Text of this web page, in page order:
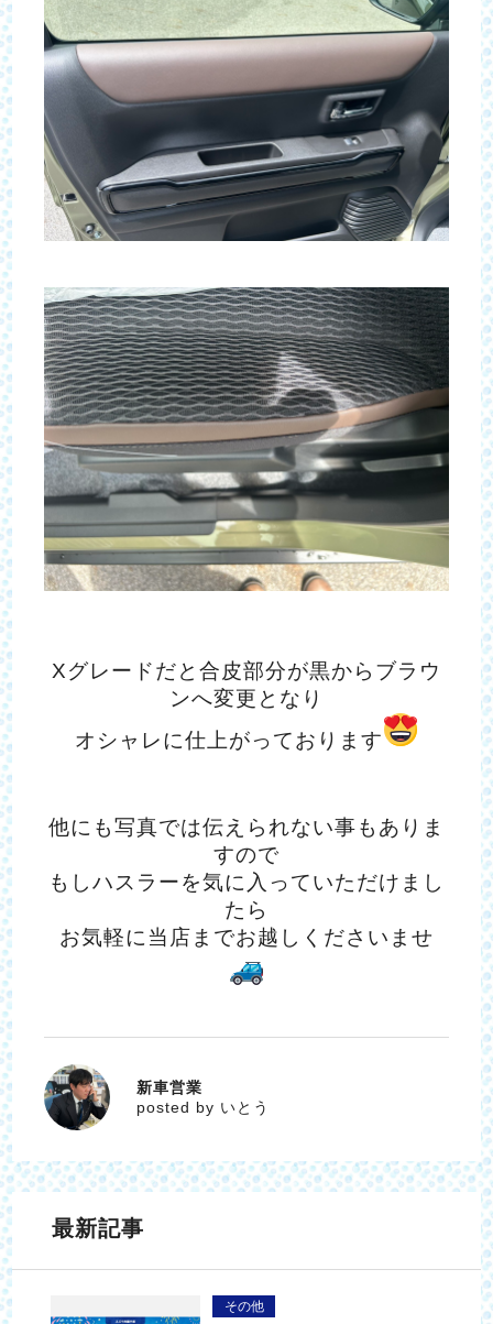
Xグレードだと合皮部分が黒からブラウ
ンへ変更となり
オシャレに仕上がっております
他にも写真では伝えられない事もありま
すので
もしハスラーを気に入っていただけまし
たら
お気軽に当店までお越しくださいませ
いとう
新車営業
posted by いとう
最新記事
その他